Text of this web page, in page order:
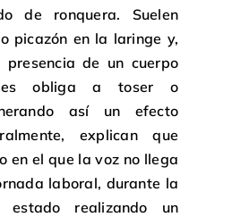
de ronquera. Suelen
picazón en la laringe y,
presencia de un cuerpo
obliga a toser o
así un efecto
explican que
en el que la voz no llega
laboral, durante la
realizando un